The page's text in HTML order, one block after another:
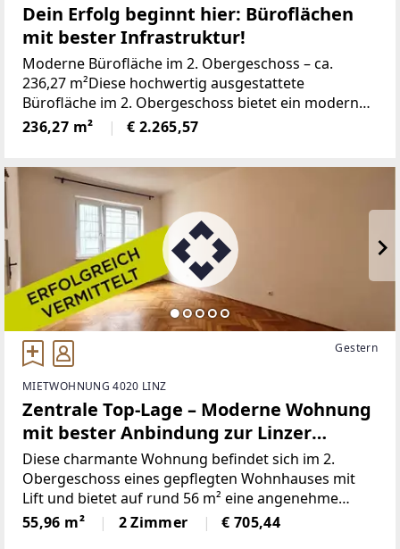
Dein Erfolg beginnt hier: Büroflächen
mit bester Infrastruktur!
Moderne Bürofläche im 2. Obergeschoss – ca.
236,27 m²Diese hochwertig ausgestattete
Bürofläche im 2. Obergeschoss bietet ein modernes,
professionelles Arbeitsumfeld mit flexibler
Raumgestaltung, zeitgemäßer technischer
236,27 m² € 2.265,57
Gestern
MIETWOHNUNG 4020 LINZ
Zentrale Top-Lage – Moderne Wohnung
mit bester Anbindung zur Linzer
Landstraße
Diese charmante Wohnung befindet sich im 2.
Obergeschoss eines gepflegten Wohnhauses mit
Lift und bietet auf rund 56 m² eine angenehme
Raumaufteilung mit viel Potenzial. Beim Betreten
der Wohnung gelangt man in einen einladenden
55,96 m² 2 Zimmer € 705,44